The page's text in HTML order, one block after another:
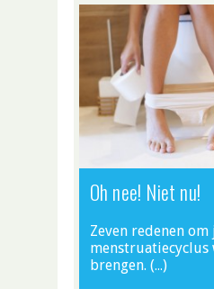
Oh nee! Niet nu!
Zeven redenen om
menstruatiecyclus
brengen. (…)